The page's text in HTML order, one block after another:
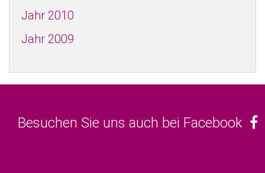
Jahr 2010
Jahr 2009
Besuchen Sie uns auch bei Facebook